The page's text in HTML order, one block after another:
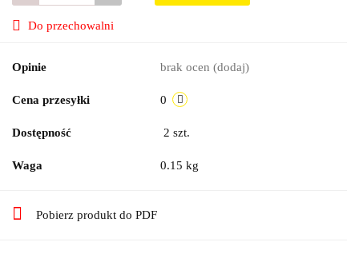
Do przechowalni
Opinie brak ocen (dodaj)
Cena przesyłki 0
Dostępność 2 szt.
Waga 0.15 kg
Pobierz produkt do PDF